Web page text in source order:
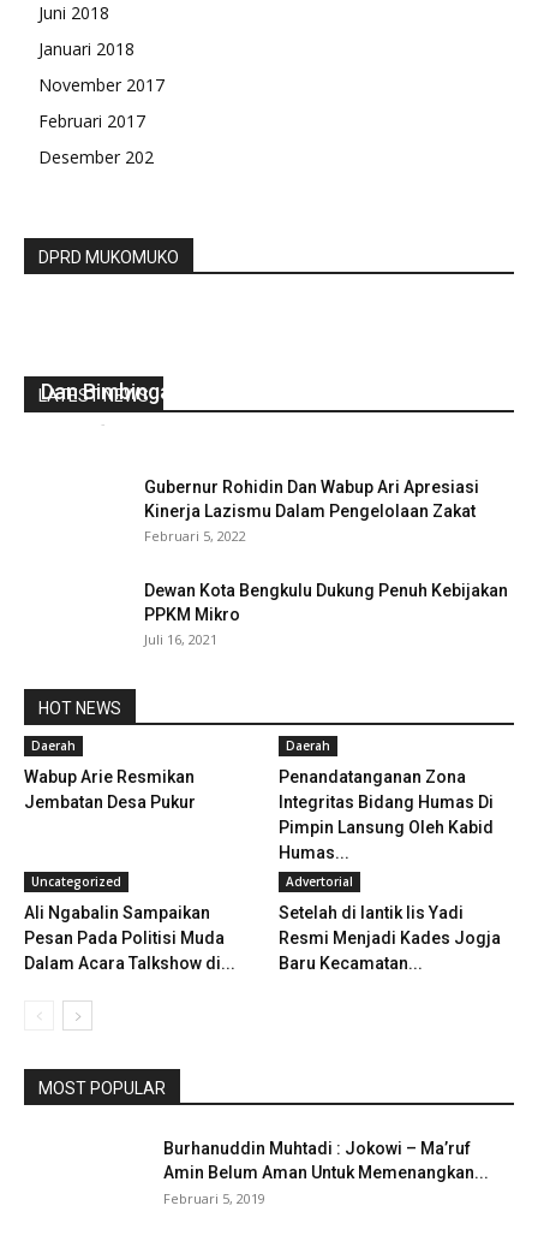
Juni 2018
Januari 2018
November 2017
Februari 2017
Desember 202
DPRD MUKOMUKO
LATEST NEWS
Dan Bimbingan Penyusanan RPJMdes
-
Gubernur Rohidin Dan Wabup Ari Apresiasi
Kinerja Lazismu Dalam Pengelolaan Zakat
Februari 5, 2022
Dewan Kota Bengkulu Dukung Penuh Kebijakan
PPKM Mikro
Juli 16, 2021
HOT NEWS
Daerah
Wabup Arie Resmikan
Jembatan Desa Pukur
Daerah
Penandatanganan Zona
Integritas Bidang Humas Di
Pimpin Lansung Oleh Kabid
Humas...
Uncategorized
Ali Ngabalin Sampaikan
Pesan Pada Politisi Muda
Dalam Acara Talkshow di...
Advertorial
Setelah di lantik Iis Yadi
Resmi Menjadi Kades Jogja
Baru Kecamatan...
MOST POPULAR
Burhanuddin Muhtadi : Jokowi – Ma’ruf
Amin Belum Aman Untuk Memenangkan...
Februari 5, 2019